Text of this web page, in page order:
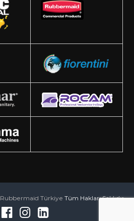
Rubbermaid Türkiye Tüm Hakları Saklıdır.